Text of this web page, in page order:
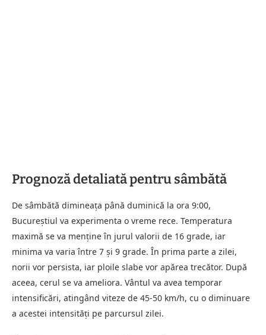
Prognoză detaliată pentru sâmbătă
De sâmbătă dimineața până duminică la ora 9:00,
Bucureștiul va experimenta o vreme rece. Temperatura
maximă se va menține în jurul valorii de 16 grade, iar
minima va varia între 7 și 9 grade. În prima parte a zilei,
norii vor persista, iar ploile slabe vor apărea trecător. După
aceea, cerul se va ameliora. Vântul va avea temporar
intensificări, atingând viteze de 45-50 km/h, cu o diminuare
a acestei intensități pe parcursul zilei.